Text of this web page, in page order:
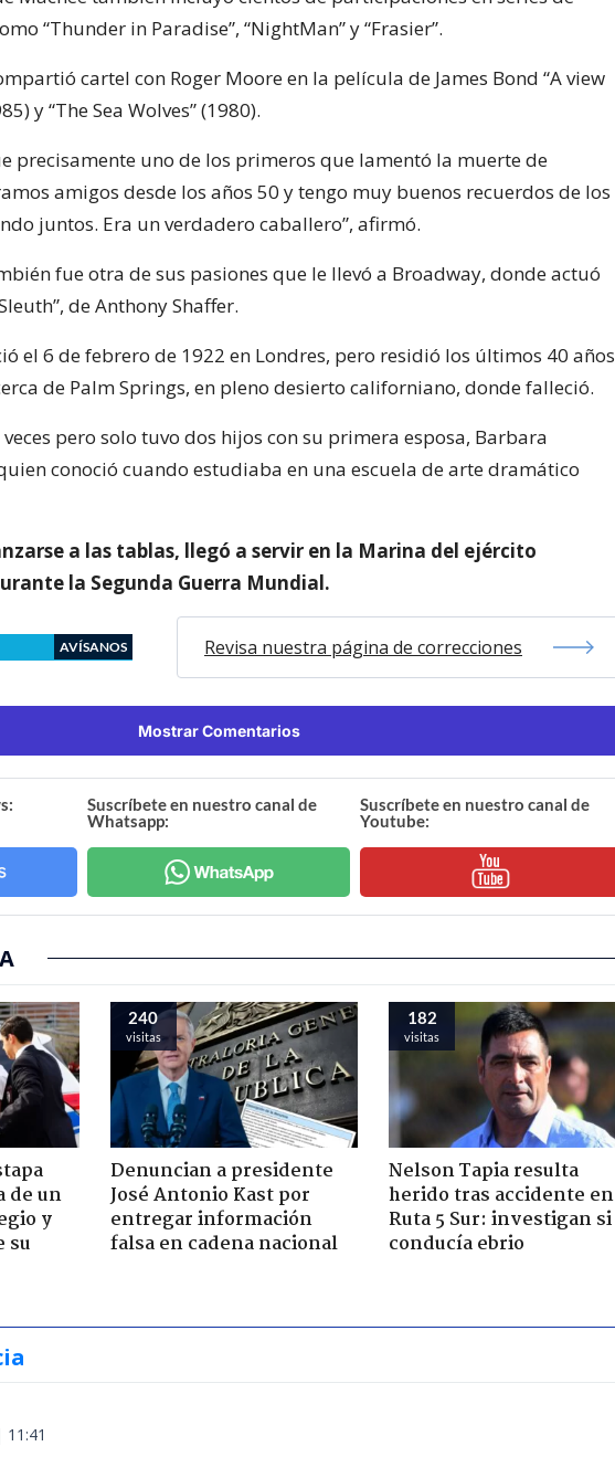
“Thunder in Paradise”, “NightMan” y “Frasier”.
cartel con Roger Moore en la película de James Bond “A view
y “The Sea Wolves” (1980).
precisamente uno de los primeros que lamentó la muerte de
amigos desde los años 50 y tengo muy buenos recuerdos de los
juntos. Era un verdadero caballero”, afirmó.
fue otra de sus pasiones que le llevó a Broadway, donde actuó
de Anthony Shaffer.
el 6 de febrero de 1922 en Londres, pero residió los últimos 40 años
de Palm Springs, en pleno desierto californiano, donde falleció.
veces pero solo tuvo dos hijos con su primera esposa, Barbara
conoció cuando estudiaba en una escuela de arte dramático
a las tablas, llegó a servir en la Marina del ejército
la Segunda Guerra Mundial.
AVÍSANOS Revisa nuestra página de correcciones
Mostrar Comentarios
Suscríbete en nuestro canal de
Whatsapp:
Suscríbete en nuestro canal de
Youtube:
de un
y
su
240
visitas
Denuncian a presidente
José Antonio Kast por
entregar información
falsa en cadena nacional
182
visitas
Nelson Tapia resulta
herido tras accidente en
Ruta 5 Sur: investigan si
conducía ebrio